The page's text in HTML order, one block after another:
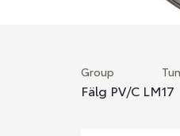
Group
Fälg PV/C LM17